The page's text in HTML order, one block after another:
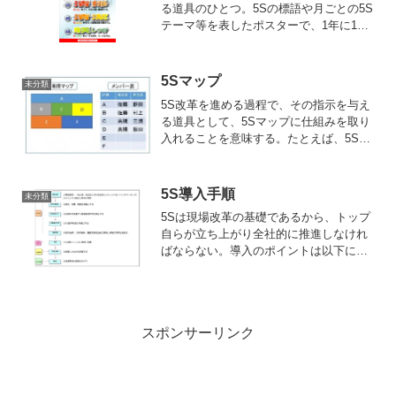
る道具のひとつ。5Sの標語や月ごとの5S
テーマ等を表したポスターで、1年に1～2
もいえる。５S理論をわかりやすく平易な
未分類 5Sマップ
5S改革を進める過程で、その指示を与え
る道具として、5Sマップに仕組みを取り
入れることを意味する。たとえば、5S区
かじめ、注意点がメモできる「5S改革き
っぷ」を備えつ...
未分類 5S導入手順
5Sは現場改革の基礎であるから、トップ
自らが立ち上がり全社的に推進しなけれ
ばならない。導入のポイントは以下に示
スポンサーリンク